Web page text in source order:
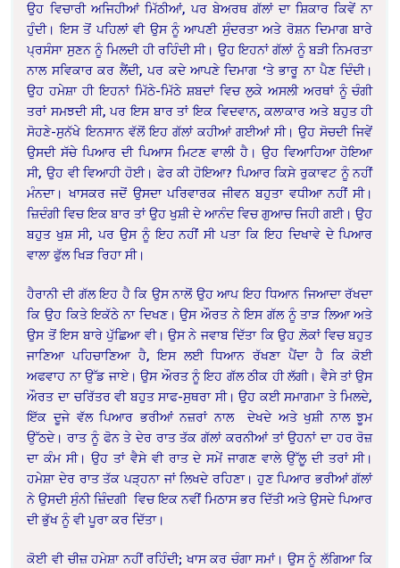
ਉਹ ਵਿਚਾਰੀ ਅਜਿਹੀਆਂ ਮਿੱਠੀਆਂ, ਪਰ ਬੇਅਰਥ ਗੱਲਾਂ ਦਾ ਸ਼ਿਕਾਰ ਕਿਵੇਂ ਨਾ
ਹੁੰਦੀ। ਇਸ ਤੋਂ ਪਹਿਲਾਂ ਵੀ ਉਸ ਨੂੰ ਆਪਣੀ ਸੁੰਦਰਤਾ ਅਤੇ ਰੋਸ਼ਨ ਦਿਮਾਗ ਬਾਰੇ
ਪ੍ਰਸੰਸਾ ਸੁਣਨ ਨੂੰ ਮਿਲਦੀ ਹੀ ਰਹਿੰਦੀ ਸੀ। ਉਹ ਇਹਨਾਂ ਗੱਲਾਂ ਨੂੰ ਬੜੀ ਨਿਮਰਤਾ
ਨਾਲ ਸਵਿਕਾਰ ਕਰ ਲੈਂਦੀ, ਪਰ ਕਦੇ ਆਪਣੇ ਦਿਮਾਗ ‘ਤੇ ਭਾਰੂ ਨਾ ਪੈਣ ਦਿੰਦੀ।
ਉਹ ਹਮੇਸ਼ਾ ਹੀ ਇਹਨਾਂ ਮਿੱਠੇ-ਮਿੱਠੇ ਸ਼ਬਦਾਂ ਵਿਚ ਲੁਕੇ ਅਸਲੀ ਅਰਥਾਂ ਨੂੰ ਚੰਗੀ
ਤਰਾਂ ਸਮਝਦੀ ਸੀ, ਪਰ ਇਸ ਬਾਰ ਤਾਂ ਇਕ ਵਿਦਵਾਨ, ਕਲਾਕਾਰ ਅਤੇ ਬਹੁਤ ਹੀ
ਸੋਹਣੇ-ਸੁਨੱਖੇ ਇਨਸਾਨ ਵੱਲੋਂ ਇਹ ਗੱਲਾਂ ਕਹੀਆਂ ਗਈਆਂ ਸੀ। ਉਹ ਸੋਚਦੀ ਜਿਵੇਂ
ਉਸਦੀ ਸੱਚੇ ਪਿਆਰ ਦੀ ਪਿਆਸ ਮਿਟਣ ਵਾਲੀ ਹੈ। ਉਹ ਵਿਆਹਿਆ ਹੋਇਆ
ਸੀ, ਉਹ ਵੀ ਵਿਆਹੀ ਹੋਈ। ਫੇਰ ਕੀ ਹੋਇਆ? ਪਿਆਰ ਕਿਸੇ ਰੁਕਾਵਟ ਨੂੰ ਨਹੀਂ
ਮੰਨਦਾ। ਖਾਸਕਰ ਜਦੋਂ ਉਸਦਾ ਪਰਿਵਾਰਕ ਜੀਵਨ ਬਹੁਤਾ ਵਧੀਆ ਨਹੀਂ ਸੀ।
ਜ਼ਿਦੰਗੀ ਵਿਚ ਇਕ ਬਾਰ ਤਾਂ ਉਹਖੁਸ਼ੀ ਦੇ ਆਨੰਦ ਵਿਚ ਗੁਆਚ ਜਿਹੀ ਗਈ। ਉਹ
ਬਹੁਤ ਖੁਸ਼ ਸੀ, ਪਰ ਉਸ ਨੂੰ ਇਹ ਨਹੀਂ ਸੀ ਪਤਾ ਕਿ ਇਹ ਦਿਖਾਵੇ ਦੇ ਪਿਆਰ
ਵਾਲਾ ਫੁੱਲ ਖਿੜ ਰਿਹਾ ਸੀ।
ਹੈਰਾਨੀ ਦੀ ਗੱਲ ਇਹ ਹੈ ਕਿ ਉਸ ਨਾਲੋਂ ਉਹ ਆਪ ਇਹ ਧਿਆਨ ਜਿਆਦਾ ਰੱਖਦਾ
ਕਿ ਉਹ ਕਿਤੇ ਇਕੱਠੇ ਨਾ ਦਿਖਣ। ਉਸ ਔਰਤ ਨੇ ਇਸ ਗੱਲ ਨੂੰ ਤਾੜ ਲਿਆ ਅਤੇ
ਉਸ ਤੋਂ ਇਸ ਬਾਰੇ ਪੁੱਛਿਆ ਵੀ। ਉਸ ਨੇ ਜਵਾਬ ਦਿੱਤਾ ਕਿ ਉਹ ਲ਼ੋਕਾਂ ਵਿਚ ਬਹੁਤ
ਜਾਣਿਆ ਪਹਿਚਾਣਿਆ ਹੈ, ਇਸ ਲਈ ਧਿਆਨ ਰੱਖਣਾ ਪੈਂਦਾ ਹੈ ਕਿ ਕੋਈ
ਅਫਵਾਹ ਨਾ ਉੱਡ ਜਾਏ। ਉਸ ਔਰਤ ਨੂੰ ਇਹ ਗੱਲ ਠੀਕ ਹੀ ਲੱਗੀ। ਵੈਸੇ ਤਾਂ ਉਸ
ਔਰਤ ਦਾ ਚਰਿੱਤਰ ਵੀ ਬਹੁਤ ਸਾਫ-ਸੁਥਰਾ ਸੀ। ਉਹ ਕਈ ਸਮਾਗਮਾ ਤੇ ਮਿਲਦੇ,
ਇੱਕ ਦੂਜੇ ਵੱਲ ਪਿਆਰ ਭਰੀਆਂ ਨਜ਼ਰਾਂ ਨਾਲ ਦੇਖਦੇ ਅਤੇ ਖੁਸ਼ੀ ਨਾਲ ਝੂਮ
ਉੱਠਦੇ। ਰਾਤ ਨੂੰ ਫੋਨ ਤੇ ਦੇਰ ਰਾਤ ਤੱਕ ਗੱਲਾਂ ਕਰਨੀਆਂ ਤਾਂ ਉਹਨਾਂ ਦਾ ਹਰ ਰੋਜ਼
ਦਾ ਕੰਮ ਸੀ। ਉਹ ਤਾਂ ਵੈਸੇ ਵੀ ਰਾਤ ਦੇ ਸਮੇਂ ਜਾਗਣ ਵਾਲੇ ਉੱਲੂ ਦੀ ਤਰਾਂ ਸੀ।
ਹਮੇਸ਼ਾ ਦੇਰ ਰਾਤ ਤੱਕ ਪੜ੍ਹਨਾ ਜਾਂ ਲਿਖਦੇ ਰਹਿਣਾ। ਹੁਣ ਪਿਆਰ ਭਰੀਆਂ ਗੱਲਾਂ
ਨੇ ਉਸਦੀ ਸੁੰਨੀ ਜ਼ਿੰਦਗੀ ਵਿਚ ਇਕ ਨਵੀਂ ਮਿਠਾਸ ਭਰ ਦਿੱਤੀ ਅਤੇ ਉਸਦੇ ਪਿਆਰ
ਦੀ ਭੁੱਖ ਨੂੰ ਵੀ ਪੂਰਾ ਕਰ ਦਿੱਤਾ।
ਕੋਈ ਵੀ ਚੀਜ਼ ਹਮੇਸ਼ਾ ਨਹੀਂ ਰਹਿੰਦੀ; ਖਾਸ ਕਰ ਚੰਗਾ ਸਮਾਂ। ਉਸ ਨੂੰ ਲੱਗਿਆ ਕਿ